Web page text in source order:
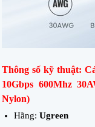
Thông số kỹ thuật:
10Gbps 600Mhz
Nylon)
Hãng: Ugreen